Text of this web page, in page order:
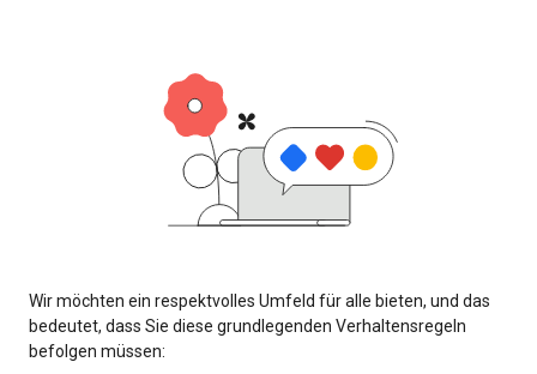
Wir möchten ein respektvolles Umfeld für alle bieten, und das
bedeutet, dass Sie diese grundlegenden Verhaltensregeln
befolgen müssen: